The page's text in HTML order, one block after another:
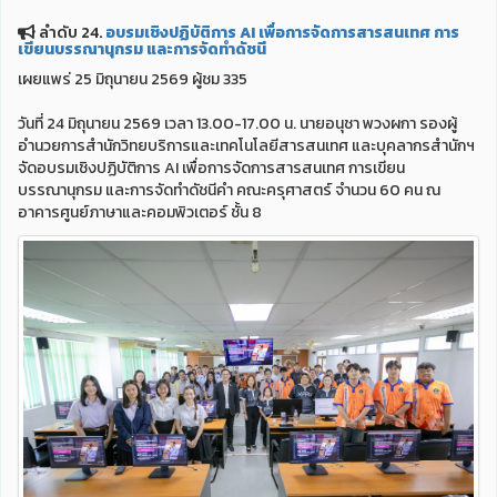
ลำดับ 24.อบรมเชิงปฏิบัติการ AI เพื่อการจัดการสารสนเทศ การ
เขียนบรรณานุกรม และการจัดทำดัชนี
เผยแพร่ 25 มิถุนายน 2569 ผู้ชม 335
วันที่ 24 มิถุนายน 2569 เวลา 13.00-17.00 น. นายอนุชา พวงผกา รองผู้
อำนวยการสำนักวิทยบริการและเทคโนโลยีสารสนเทศ และบุคลากรสำนักฯ
จัดอบรมเชิงปฏิบัติการ AI เพื่อการจัดการสารสนเทศ การเขียน
บรรณานุกรม และการจัดทำดัชนีคำ คณะครุศาสตร์ จำนวน 60 คน ณ
อาคารศูนย์ภาษาและคอมพิวเตอร์ ชั้น 8